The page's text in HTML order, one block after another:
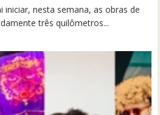
iniciar, nesta semana, as obras de
três quilômetros...